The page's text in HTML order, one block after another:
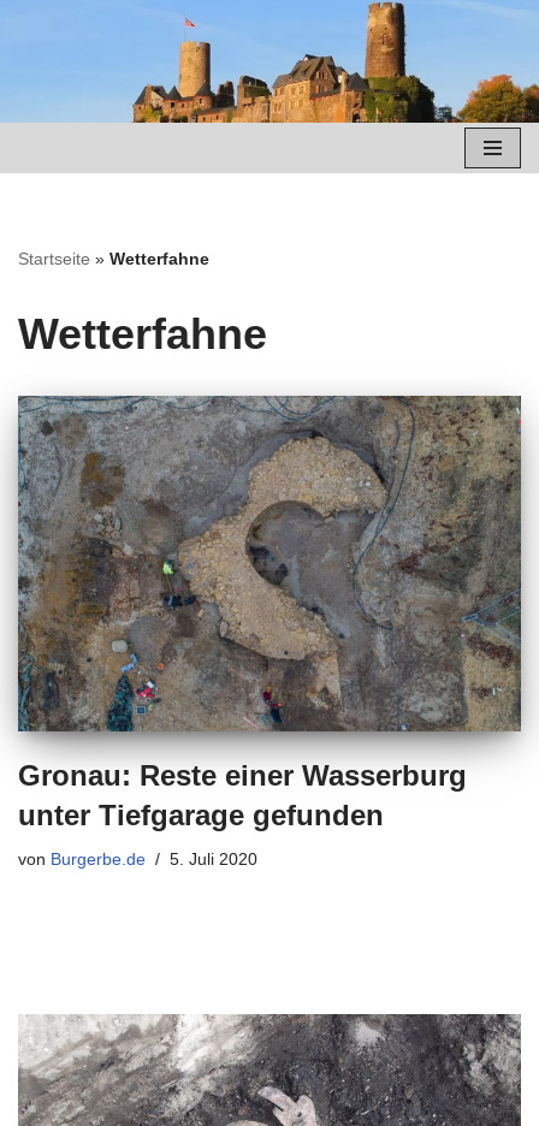
springen
Startseite » Wetterfahne
Wetterfahne
Gronau: Reste einer Wasserburg
unter Tiefgarage gefunden
von Burgerbe.de 5. Juli 2020